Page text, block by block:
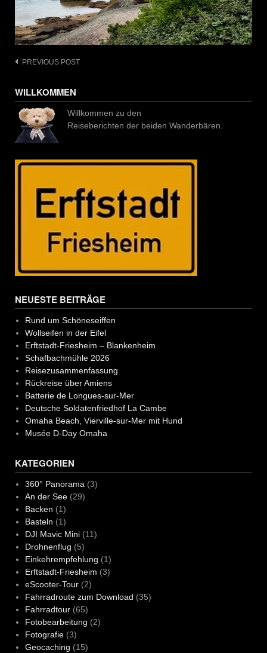
Post
PREVIOUS POST
WILLKOMMEN
Willkommen zu den
Reiseberichten der beiden Wanderbären.
NEUESTE BEITRÄGE
Rund um Schöneseiffen
Wollseifen in der Eifel
Erftstadt-Friesheim – Blankenheim
Schafbachmühle 2026
Reisezusammenfassung
Rückreise über Amiens
Batterie de Longues-sur-Mer
Deutsche Soldatenfriedhof La Cambe
Omaha Beach, Vierville-sur-Mer mit Hund
Musée D-Day Omaha
KATEGORIEN
360° Panorama (3)
An der See(29)
Backen (1)
Basteln (1)
DJI Mavic Mini(11)
Drohnenflug (5)
Einkehrempfehlung (1)
Erftstadt-Friesheim (3)
eScooter-Tour(2)
Fahrradroute zum Download (35)
Fahrradtour(65)
Fotobearbeitung (2)
Fotografie(3)
Geocaching (15)